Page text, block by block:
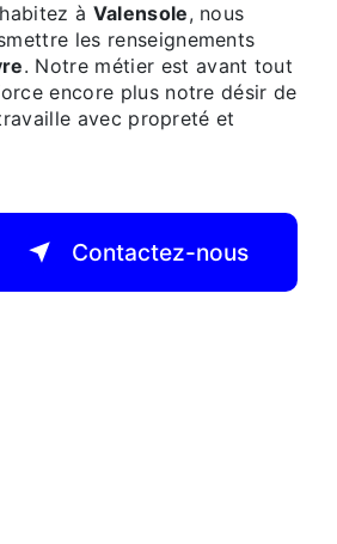
à Valensole, nous
les renseignements
. Notre métier est avant tout
encore plus notre désir de
avec propreté et
Contactez-nous